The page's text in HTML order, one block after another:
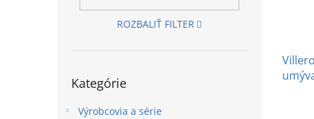
ROZBALIŤ FILTER
kategórie
Kategórie
Výrobcovia a série
o